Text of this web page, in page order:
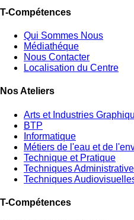
T-Compétences
Qui Sommes Nous
Médiathéque
Nous Contacter
Localisation du Centre
Nos Ateliers
Arts et Industries
BTP
Informatique
Métiers de l'eau et de
Technique et Pratique
Techniques
Techniques
T-Compétences